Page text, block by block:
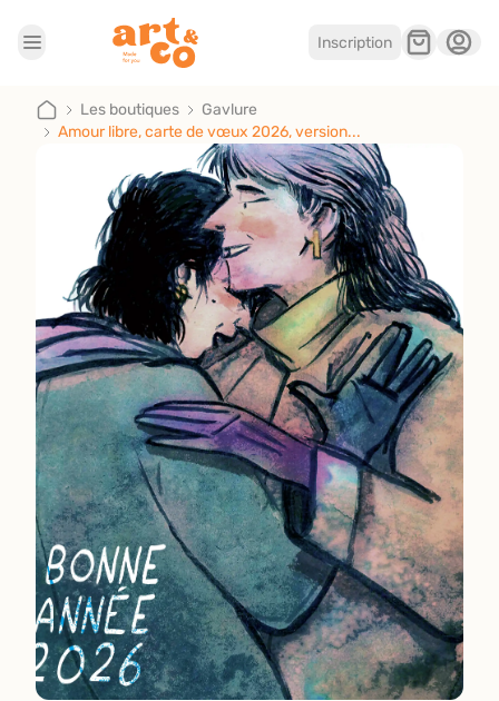
Inscription
Les boutiques
Je suis artisan
Les boutiques
Gavlure
Amour libre, carte de vœux 2026, version...